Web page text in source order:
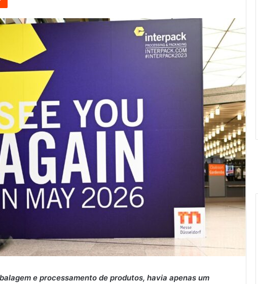
e processamento de produtos, havia apenas um